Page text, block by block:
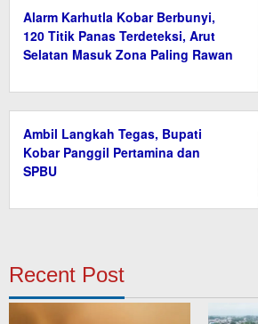
Alarm Karhutla Kobar Berbunyi,
120 Titik Panas Terdeteksi, Arut
Selatan Masuk Zona Paling Rawan
Ambil Langkah Tegas, Bupati
Kobar Panggil Pertamina dan
SPBU
Recent Post